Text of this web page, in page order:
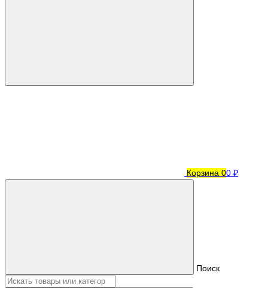
Корзина 00 ₽
Поиск